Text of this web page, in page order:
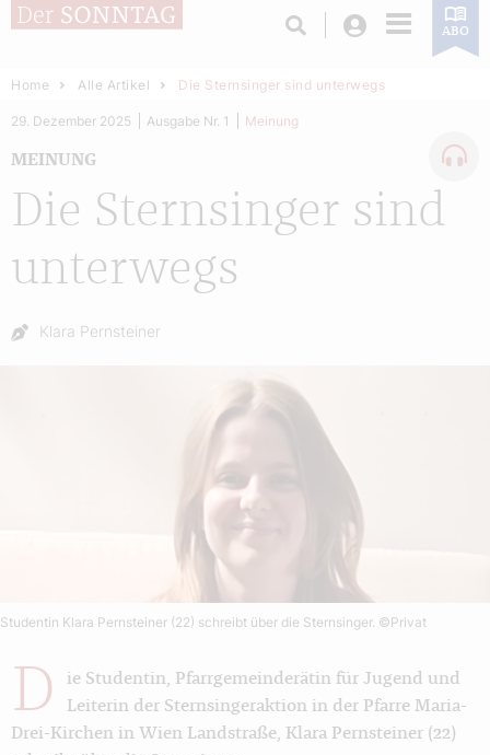
Login ABO
Home Alle Artikel Die Sternsinger sind unterwegs
Die Sternsinger sind
unterwegs
MEINUNG
29. Dezember 2025 Ausgabe Nr. 1 Meinung
Autor:
Klara Pernsteiner
Studentin Klara Pernsteiner (22) schreibt über die Sternsinger. ©Privat
D
ie Studentin, Pfarrgemeinderätin für Jugend und
Leiterin der Sternsingeraktion in der Pfarre Maria-
Drei-Kirchen in Wien Landstraße, Klara Pernsteiner (22)